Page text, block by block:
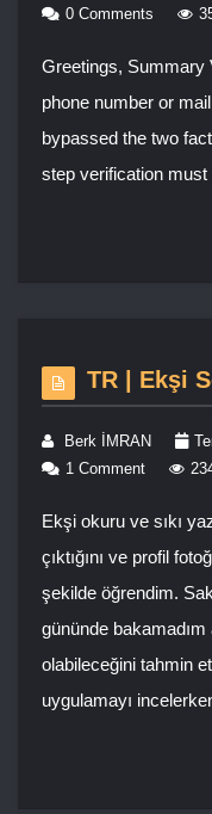
0 Comments
Greetings, Summary
phone number or
bypassed the two
step verification
TR | Ekşi
Berk İMRAN
1 Comment
Ekşi okuru ve sıkı
çıktığını ve profil
şekilde öğrendim.
gününde
olabileceğini tahmin
uygulamayı